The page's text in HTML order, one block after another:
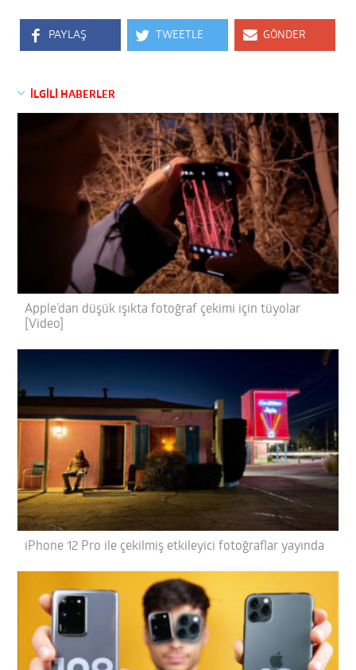
PAYLAŞ TWEETLE GÖNDER
İLGİLİ HABERLER
Apple’dan düşük ışıkta fotoğraf çekimi için tüyolar
[Video]
iPhone 12 Pro ile çekilmiş etkileyici fotoğraflar yayında